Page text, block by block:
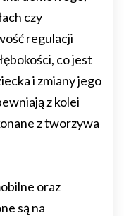
czy
regulacji
co jest
i zmiany jego
z kolei
z tworzywa
oraz
są na